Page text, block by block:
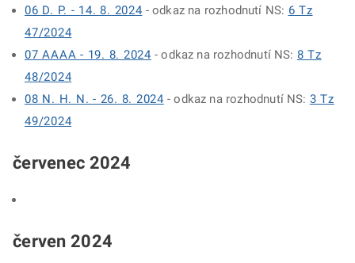
06 D. P. - 14. 8. 2024 - odkaz na rozhodnutí NS: 6 Tz
47/2024
07 AAAA - 19. 8. 2024 - odkaz na rozhodnutí NS: 8 Tz
48/2024
08 N. H. N. - 26. 8. 2024 - odkaz na rozhodnutí NS: 3 Tz
49/2024
červenec 2024
červen 2024